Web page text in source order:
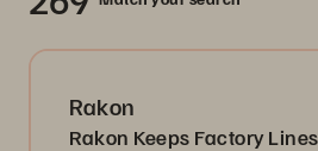
Rakon
Rakon Keeps Factory